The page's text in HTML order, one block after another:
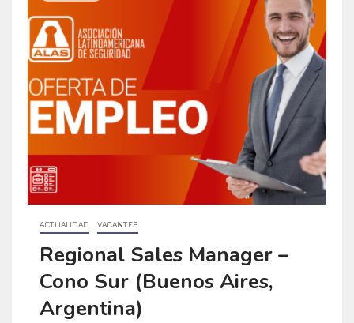
ACTUALIDAD VACANTES
Regional Sales Manager –
Cono Sur (Buenos Aires,
Argentina)